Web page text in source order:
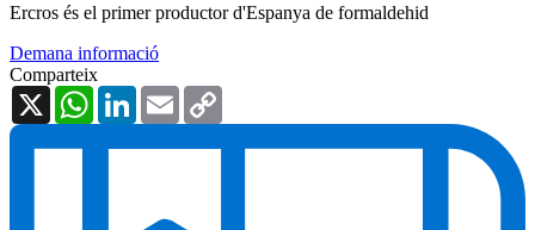
Ercros és el primer productor d'Espanya de formaldehid
Demana informació
Comparteix
X
WhatsAppLinkedInEmail